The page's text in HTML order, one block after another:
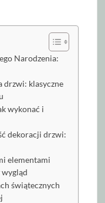
Narodzenia:
drzwi: klasyczne
wykonać i
dekoracji drzwi:
elementami
świątecznych